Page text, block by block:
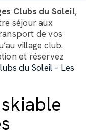
Clubs du Soleil,
séjour aux
de vos
village club.
et réservez
du Soleil – Les